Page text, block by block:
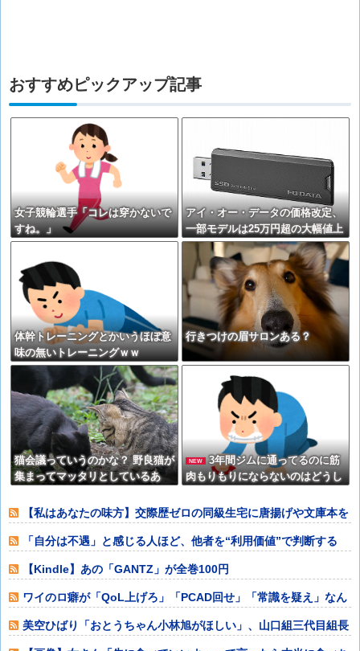
おすすめピックアップ記事
女子競輪選手「コレは穿かないで
すね。」
アイ・オー・データの価格改定、
一部モデルは25万円超の大幅値上
げに
体幹トレーニングとかいうほぼ意
味の無いトレーニングｗｗ
行きつけの眉サロンある？
猫会議っていうのかな？ 野良猫が
集まってマッタリとしているあ
法でコミュニケーションしてるの
かな？【再】
NEW
3年間ジムに通ってるのに筋
肉もりもりにならないのはどうし
【私はあなたの味方】交際歴ゼロの同級生宅に唐揚げや文庫本を
「自分は不遇」と感じる人ほど、他者を“利用価値”で判断する
【Kindle】あの「GANTZ」が全巻100円
ワイのロ癖が「QoL上げろ」「PCAD回せ」「常識を疑え」なん
やが
美空ひばり「おとうちゃん小林旭がほしい」、山口組三代目組長
「よっしゃ」、